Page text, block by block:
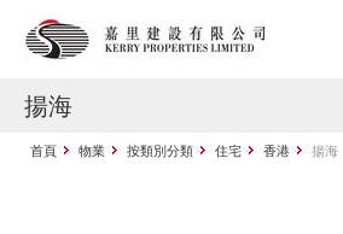
揚海
首頁 物業 按類別分類 住宅 香港 揚海